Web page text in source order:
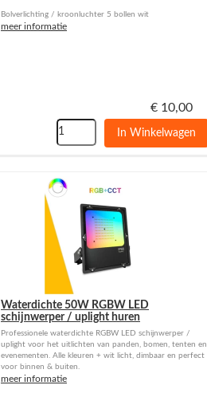
Bolverlichting / kroonluchter 5 bollen wit
meer informatie
€ 10,00
In Winkelwagen
Waterdichte 50W RGBW LED
schijnwerper / uplight huren
Professionele waterdichte RGBW LED schijnwerper /
uplight voor het uitlichten van panden, bomen, tenten en
evenementen. Alle kleuren + wit licht, dimbaar en perfect
voor binnen & buiten.
meer informatie